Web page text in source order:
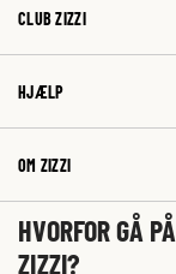
CLUB ZIZZI
HJÆLP
OM ZIZZI
HVORFOR GÅ
ZIZZI?